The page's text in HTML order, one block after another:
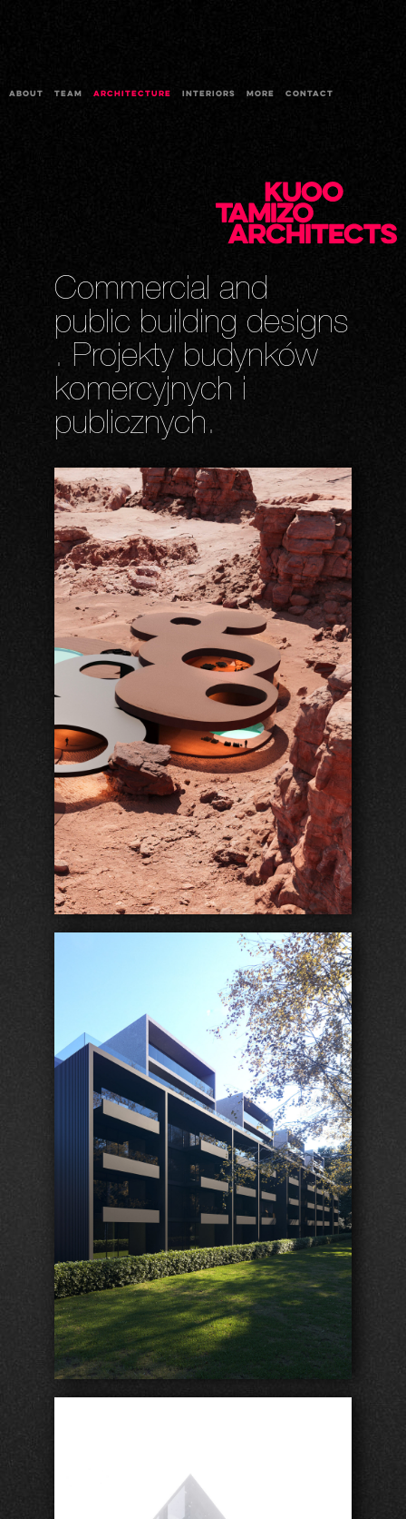
ABOUT TEAM ARCHITECTURE INTERIORS MORE CONTACT
Commercial and
public building designs
. Projekty budynków
komercyjnych i
publicznych.